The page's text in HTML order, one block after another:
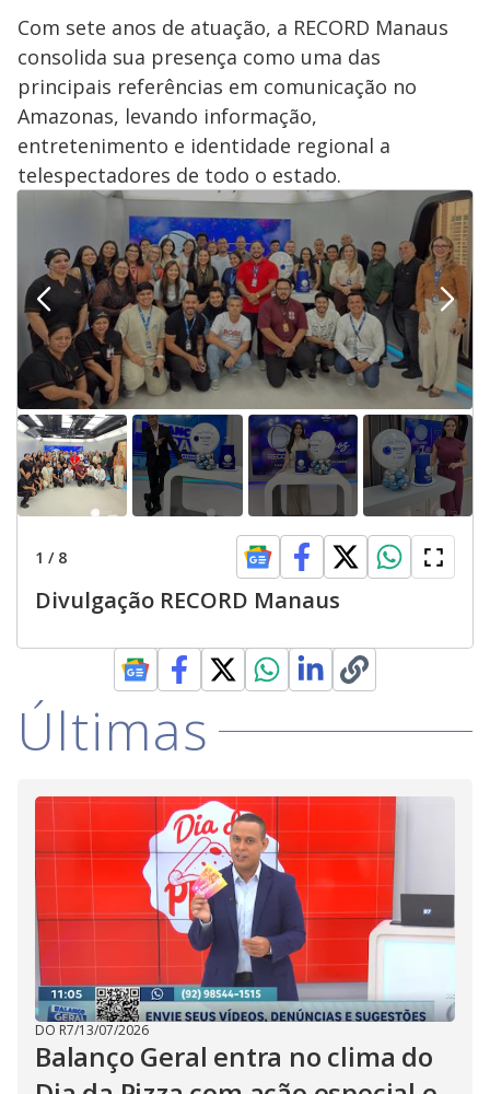
Com sete anos de atuação, a RECORD Manaus
consolida sua presença como uma das
principais referências em comunicação no
Amazonas, levando informação,
entretenimento e identidade regional a
telespectadores de todo o estado.
1 / 8
Divulgação RECORD Manaus
Últimas
DO R7/13/07/2026
Balanço Geral entra no clima do